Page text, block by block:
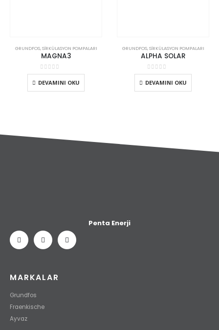
GRUNDFOS,SIRKÜLASYON POMPALARI
MAGNA3
05 üzerinden
DEVAMINI OKU
GRUNDFOS,SIRKÜLASYON POMPALARI
ALPHA SOLAR
05 üzerinden
DEVAMINI OKU
Penta Enerji
MARKALAR
Grundfos
Fraenkische
Ayvaz